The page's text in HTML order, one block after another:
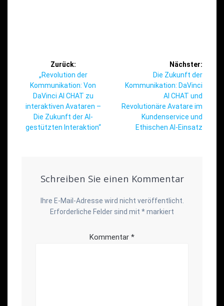
Beitragsnavigation
Zurück:
Vorheriger
Beitrag:
„Revolution der
Kommunikation: Von
DaVinci AI CHAT zu
interaktiven Avataren –
Die Zukunft der AI-
gestützten Interaktion“
Nächster:
Nächster
Beitrag:
Die Zukunft der
Kommunikation: DaVinci
AI CHAT und
Revolutionäre Avatare im
Kundenservice und
Ethischen AI-Einsatz
Schreiben Sie einen Kommentar
Ihre E-Mail-Adresse wird nicht veröffentlicht.
Erforderliche Felder sind mit *markiert
Kommentar *